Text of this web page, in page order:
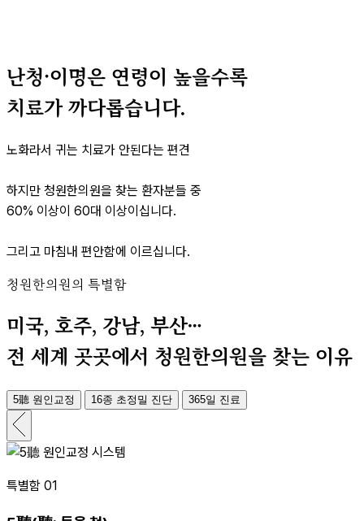
난청·이명은 연령이 높을수록
치료가 까다롭습니다.
노화라서 귀는 치료가 안된다는 편견
하지만 청원한의원을 찾는 환자분들 중
60% 이상이 60대 이상이십니다.
그리고 마침내 편안함에 이르십니다.
청원한의원의 특별함
미국, 호주, 강남, 부산…
전 세계 곳곳에서 청원한의원을 찾는 이유
5聽 원인교정 16종 초정밀 진단 365일 진료
특별함 01